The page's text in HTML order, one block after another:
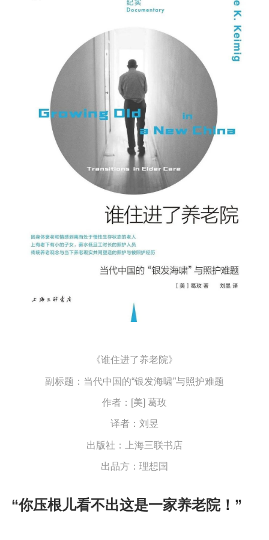
《谁住进了养老院》
副标题：当代中国的“银发海啸”与照护难题
作者：[美] 葛玫
译者：刘昱
出版社：上海三联书店
出品方：理想国
“你压根儿看不出这是一家养老院！”